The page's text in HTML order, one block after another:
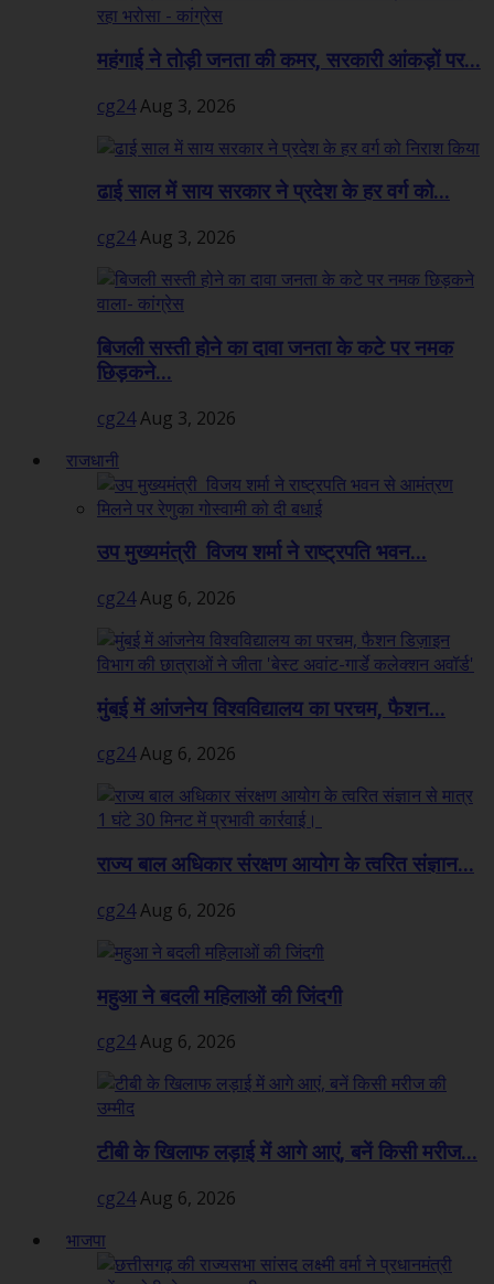
महंगाई ने तोड़ी जनता की कमर, सरकारी आंकड़ों पर...
cg24Aug 3, 2026
ढाई साल में साय सरकार ने प्रदेश के हर वर्ग को...
cg24Aug 3, 2026
बिजली सस्ती होने का दावा जनता के कटे पर नमक
छिड़कने...
cg24Aug 3, 2026
राजधानी
उप मुख्यमंत्री विजय शर्मा ने राष्ट्रपति भवन...
cg24Aug 6, 2026
मुंबई में आंजनेय विश्वविद्यालय का परचम, फैशन...
cg24Aug 6, 2026
राज्य बाल अधिकार संरक्षण आयोग के त्वरित संज्ञान...
cg24Aug 6, 2026
महुआ ने बदली महिलाओं की जिंदगी
cg24Aug 6, 2026
टीबी के खिलाफ लड़ाई में आगे आएं, बनें किसी मरीज...
cg24Aug 6, 2026
भाजपा